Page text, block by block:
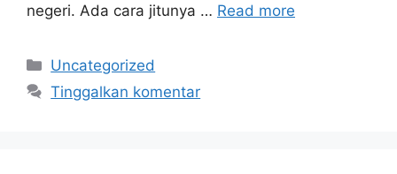
negeri. Ada cara jitunya … Read more
Kategori
Uncategorized
Tinggalkan komentar